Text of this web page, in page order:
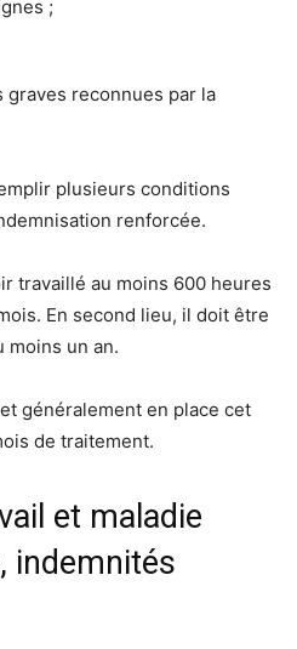
;
graves reconnues par la
plusieurs conditions
renforcée.
travaillé au moins 600 heures
En second lieu, il doit être
moins un an.
généralement en place cet
de traitement.
et maladie
indemnités